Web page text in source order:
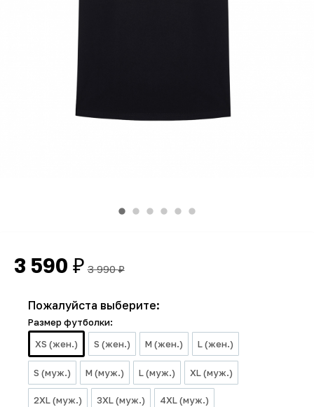
3 590 ₽ 3 990₽
Пожалуйста выберите:
Размер футболки:
XS (жен.)
S (жен.) M (жен.) L (жен.)
S (муж.) M (муж.) L (муж.) XL (муж.)
2XL (муж.) 3XL (муж.) 4XL (муж.)